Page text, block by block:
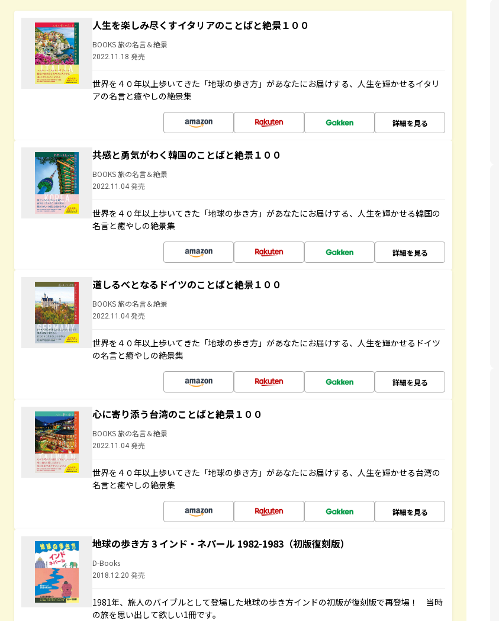
人生を楽しみ尽くすイタリアのことばと絶景１００
BOOKS 旅の名言＆絶景
2022.11.18 発売
世界を４０年以上歩いてきた「地球の歩き方」があなたにお届けする、人生を輝かせるイタリ
アの名言と癒やしの絶景集
詳細を見る
共感と勇気がわく韓国のことばと絶景１００
BOOKS 旅の名言＆絶景
2022.11.04 発売
世界を４０年以上歩いてきた「地球の歩き方」があなたにお届けする、人生を輝かせる韓国の
名言と癒やしの絶景集
詳細を見る
道しるべとなるドイツのことばと絶景１００
BOOKS 旅の名言＆絶景
2022.11.04 発売
世界を４０年以上歩いてきた「地球の歩き方」があなたにお届けする、人生を輝かせるドイツ
の名言と癒やしの絶景集
詳細を見る
心に寄り添う台湾のことばと絶景１００
BOOKS 旅の名言＆絶景
2022.11.04 発売
世界を４０年以上歩いてきた「地球の歩き方」があなたにお届けする、人生を輝かせる台湾の
名言と癒やしの絶景集
詳細を見る
地球の歩き方 3 インド・ネパール 1982-1983（初版復刻版）
D-Books
2018.12.20 発売
1981年、旅人のバイブルとして登場した地球の歩き方インドの初版が復刻版で再登場！ 当時
の旅を思い出して欲しい1冊です。